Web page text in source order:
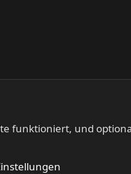
Metal
funktioniert, und